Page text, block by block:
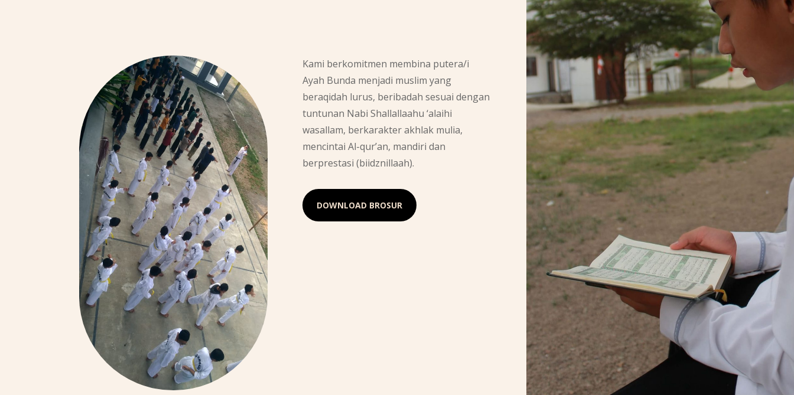
Kami berkomitmen membina putera/i
Ayah Bunda menjadi muslim yang
beraqidah lurus, beribadah sesuai dengan
tuntunan Nabi Shallallaahu ‘alaihi
wasallam, berkarakter akhlak mulia,
mencintai Al-qur’an, mandiri dan
berprestasi (biidznillaah).
DOWNLOAD BROSUR